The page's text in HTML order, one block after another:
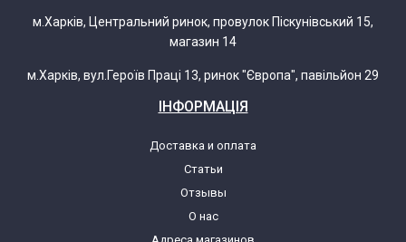
м.Харків, Центральний ринок, провулок Піскунівський 15,
магазин 14
м.Харків, вул.Героїв Праці 13, ринок "Європа", павільйон 29
ІНФОРМАЦІЯ
Доставка и оплата
Статьи
Отзывы
О нас